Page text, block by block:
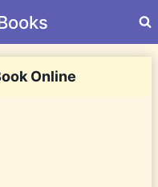
Online